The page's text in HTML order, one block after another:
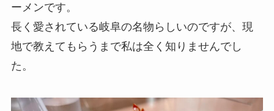
ーメンです。
長く愛されている岐阜の名物らしいのですが、現
地で教えてもらうまで私は全く知りませんでし
た。